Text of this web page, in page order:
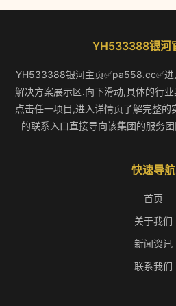
YH533388银河
YH533388银河主页✅pa558.cc✅进
解决方案展示区.向下滑动,具体的行
点击任一项目,进入详情页了解完整
的联系入口直接导向该集团的服务
快速导航
首页
关于我们
新闻资讯
联系我们